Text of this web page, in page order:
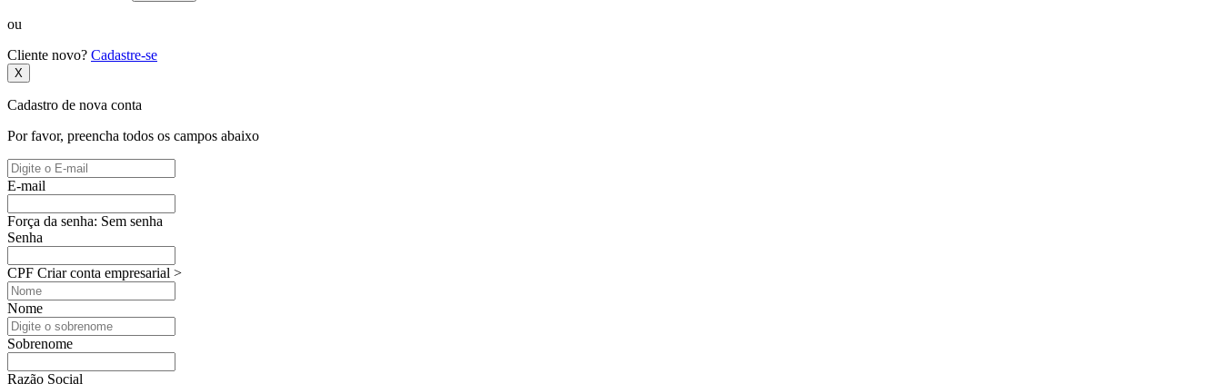
ou
Cliente novo? Cadastre-se
X
Cadastro de nova conta
Por favor, preencha todos os campos abaixo
E-mail
Força da senha: Sem senha
Senha
CPF Criar conta empresarial >
Nome
Sobrenome
Razão Social